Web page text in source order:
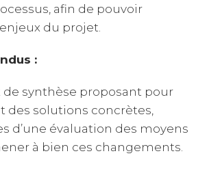
afin de pouvoir
du projet.
:
synthèse proposant pour
des solutions concrètes,
d’une évaluation des moyens
à bien ces changements.